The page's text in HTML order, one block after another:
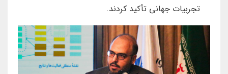
تجربیات جهانی تأکید کردند.